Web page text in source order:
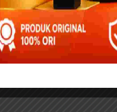
0815 6148 165
bagi putra-